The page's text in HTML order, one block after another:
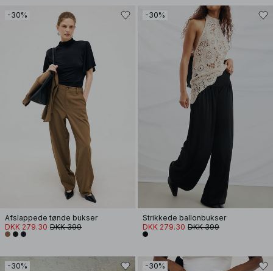
-30%
Afslappede tønde bukser
DKK 279.30 DKK 399
-30%
Strikkede ballonbukser
DKK 279.30 DKK 399
-30% -30%